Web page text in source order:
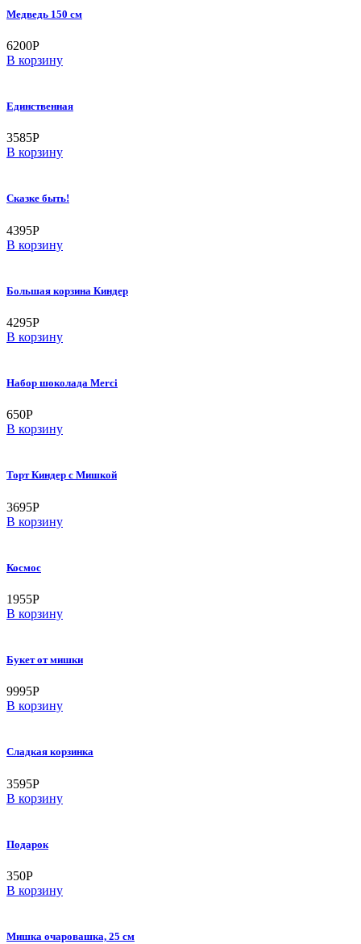
Медведь 150 см
6200Р
В корзину
Единственная
3585Р
В корзину
Сказке быть!
4395Р
В корзину
Большая корзина Киндер
4295Р
В корзину
Набор шоколада Merci
650Р
В корзину
Торт Киндер с Мишкой
3695Р
В корзину
Космос
1955Р
В корзину
Букет от мишки
9995Р
В корзину
Сладкая корзинка
3595Р
В корзину
Подарок
350Р
В корзину
Мишка очаровашка, 25 см